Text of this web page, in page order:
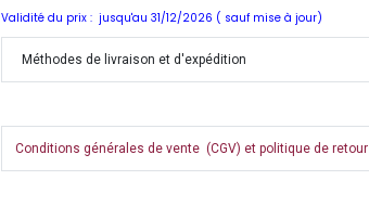
Validité du prix : jusqu'au 31/12/2026 ( sauf mise à jour)
Méthodes de livraison et d'expédition
Conditions générales de vente (CGV) et politique de retour